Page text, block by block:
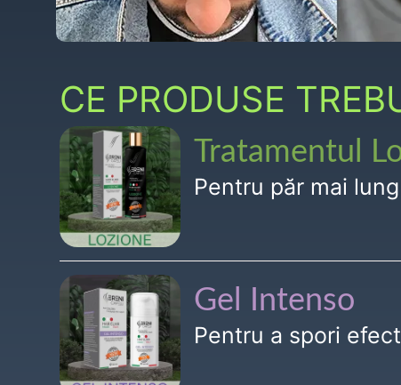
CE PRODUSE
Tratamentul
Pentru păr mai
Gel Intenso
Pentru a spori